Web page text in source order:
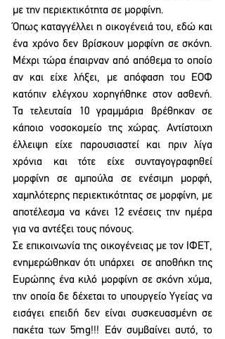
με την περιεκτικότητα σε μορφίνη.
Όπως καταγγέλλει η οικογένειά του, εδώ και
ένα χρόνο δεν βρίσκουν μορφίνη σε σκόνη.
Μέχρι τώρα έπαιρναν από απόθεμα το οποίο
αν και είχε λήξει, με απόφαση του ΕΟΦ
κατόπιν ελέγχου χορηγήθηκε στον ασθενή.
Τα τελευταία 10 γραμμάρια βρέθηκαν σε
κάποιο νοσοκομείο της χώρας. Αντίστοιχη
έλλειψη είχε παρουσιαστεί και πριν λίγα
χρόνια και τότε είχε συνταγογραφηθεί
μορφίνη σε αμπούλα σε ενέσιμη μορφή,
χαμηλότερης περιεκτικότητας σε μορφίνη, με
αποτέλεσμα να κάνει 12 ενέσεις την ημέρα
για να αντέξει τους πόνους.
Σε επικοινωνία της οικογένειας με τον ΙΦΕΤ,
ενημερώθηκαν ότι υπάρχει  σε αποθήκη της
Ευρώπης ένα κιλό μορφίνη σε σκόνη χύμα,
την οποία δε δέχεται το υπουργείο Υγείας να
εισάγει επειδή δεν είναι συσκευασμένη σε
πακέτα των 5mg!!! Εάν συμβαίνει αυτό, το